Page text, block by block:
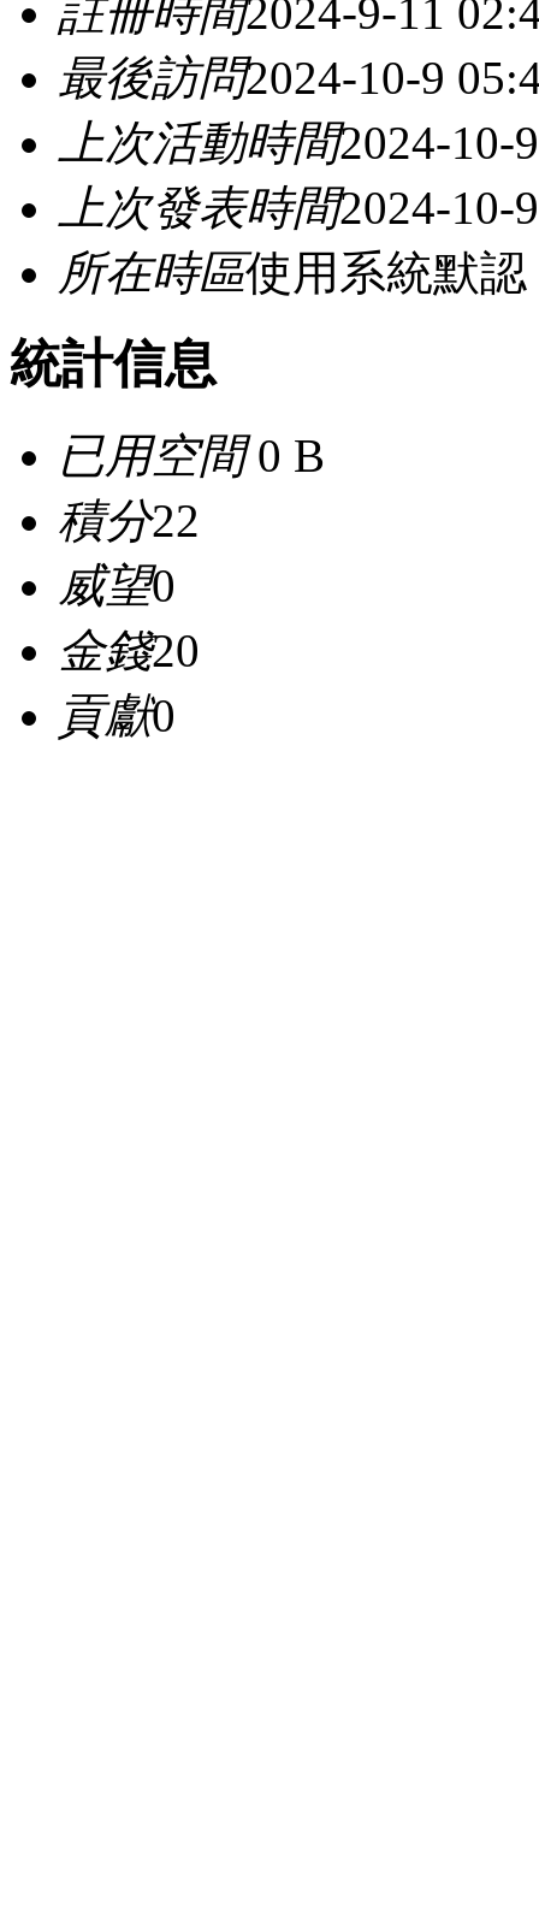
註冊時間2024-9-11
最後訪問2024-10-9
上次活動時間2024-10-
上次發表時間2024-10-
所在時區使用系統默認
統計信息
已用空間0 B
積分22
威望0
金錢20
貢獻0